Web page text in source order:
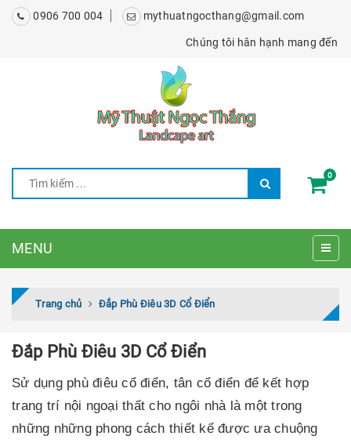
0906 700 004 mythuatngocthang@gmail.com
Chúng tôi hân hạnh mang đến cho
0
MENU
Trang chủ Đắp Phù Điêu 3D Cổ Điển
Đắp Phù Điêu 3D Cổ Điển
Sử dụng phù điêu cổ điển, tân cổ điển để kết hợp
trang trí nội ngoại thất cho ngôi nhà là một trong
những những phong cách thiết kế được ưa chuộng